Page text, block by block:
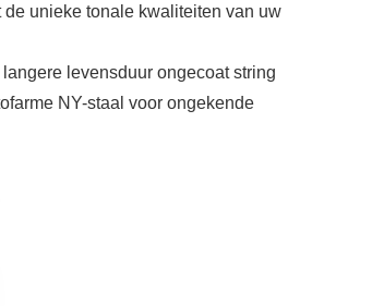
unieke tonale kwaliteiten van uw
levensduur ongecoat string
NY-staal voor ongekende